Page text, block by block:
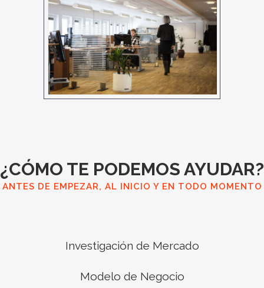
¿CÓMO TE PODEMOS AYUDAR?
ANTES DE EMPEZAR, AL INICIO Y EN TODO MOMENTO
Investigación de Mercado
Modelo de Negocio